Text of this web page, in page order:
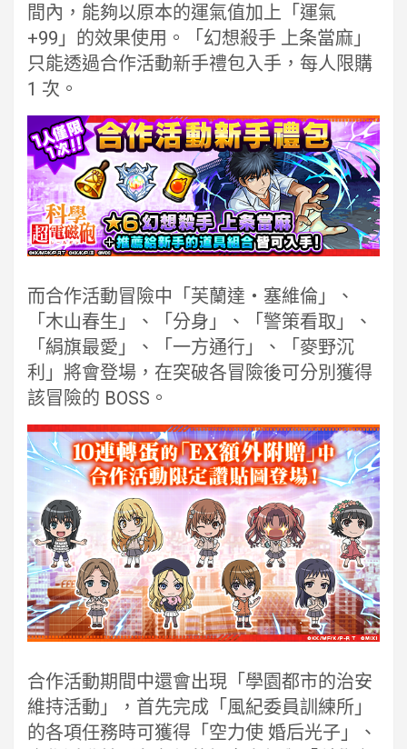
間內，能夠以原本的運氣值加上「運氣
+99」的效果使用。「幻想殺手 上条當麻」
只能透過合作活動新手禮包入手，每人限購
1 次。
而合作活動冒險中「芙蘭達・塞維倫」、
「木山春生」、「分身」、「警策看取」、
「絹旗最愛」、「一方通行」、「麥野沉
利」將會登場，在突破各冒險後可分別獲得
該冒險的 BOSS。
合作活動期間中還會出現「學園都市的治安
維持活動」，首先完成「風紀委員訓練所」
的各項任務時可獲得「空力使 婚后光子」、